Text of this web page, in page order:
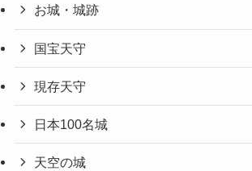
お城・城跡
国宝天守
現存天守
日本100名城
天空の城